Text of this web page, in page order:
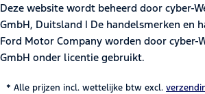
Deze website wordt beheerd door cyber-
GmbH, Duitsland | De handelsmerken en
Ford Motor Company worden door cyber-
GmbH onder licentie gebruikt.
* Alle prijzen incl. wettelijke btw excl.